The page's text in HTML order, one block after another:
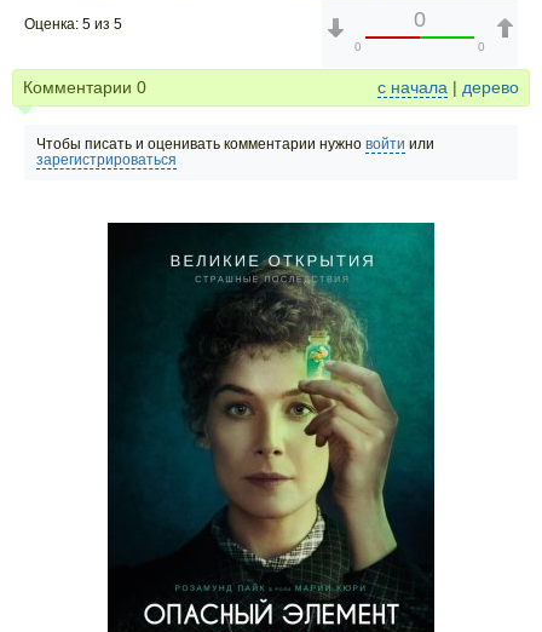
Оценка: 5 из 5
0
0 0
Комментарии 0 с начала | дерево
Чтобы писать и оценивать комментарии нужно войти или
зарегистрироваться